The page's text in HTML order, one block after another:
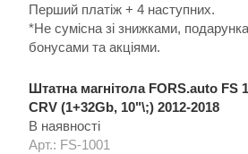
Перший платіж + 4 наступних.
*Не сумісна зі знижками,
бонусами та акціями.
Штатна магнітола FORS.auto FS
CRV (1+32Gb, 10"\;) 2012-2018
В наявності
Арт.: FS-1001